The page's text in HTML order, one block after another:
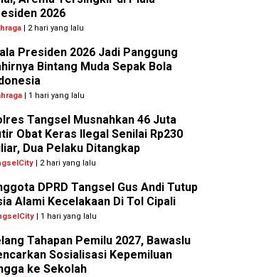
2026
| 2 hari yang lalu
Presiden 2026 Jadi Panggung
Bintang Muda Sepak Bola
| 1 hari yang lalu
Tangsel Musnahkan 46 Juta
Obat Keras Ilegal Senilai Rp230
Dua Pelaku Ditangkap
| 2 hari yang lalu
DPRD Tangsel Gus Andi Tutup
Alami Kecelakaan Di Tol Cipali
| 1 hari yang lalu
Tahapan Pemilu 2027, Bawaslu
Sosialisasi Kepemiluan
ke Sekolah